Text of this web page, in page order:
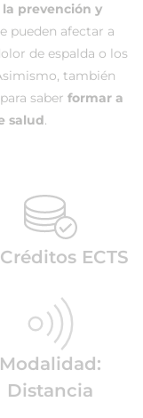
prevención y
pueden afectar a
de espalda o los
también
saber formar a
salud.
ECTS
Modalidad:
Distancia